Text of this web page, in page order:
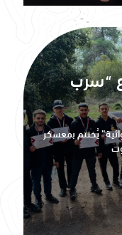
“سرب
يُختتم بمعسكر